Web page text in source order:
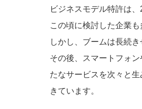
ビジネスモデル特許は
この頃に検討した企業も
しかし、ブームは長続
その後、スマートフォ
たなサービスを次々と
きています。